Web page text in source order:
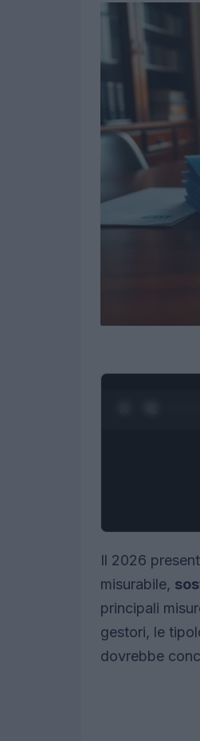
Il 2026
misurabile,
principali
gestori, le
dovrebbe